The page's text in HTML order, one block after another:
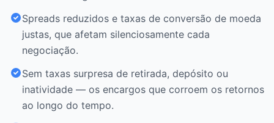
Spreads reduzidos e taxas de conversão de moeda
justas, que afetam silenciosamente cada
negociação.
Sem taxas surpresa de retirada, depósito ou
inatividade — os encargos que corroem os retornos
ao longo do tempo.